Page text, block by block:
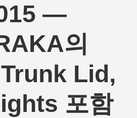
—
의
Lid,
포함